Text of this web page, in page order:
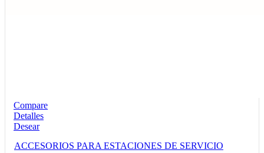
Compare
Detalles
Desear
ACCESORIOS PARA ESTACIONES DE SERVICIO